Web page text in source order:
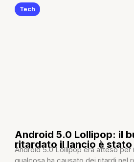
Tech
Android 5.0 Lollipop: il
ritardato il lancio è
Android 5.0 Lollipop era atteso per
qualcosa ha causato dei ritardi nel